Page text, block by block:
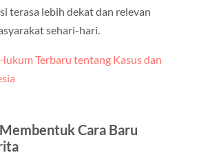
terasa lebih dekat dan relevan
sehari-hari.
Terbaru tentang Kasus dan
Cara Baru